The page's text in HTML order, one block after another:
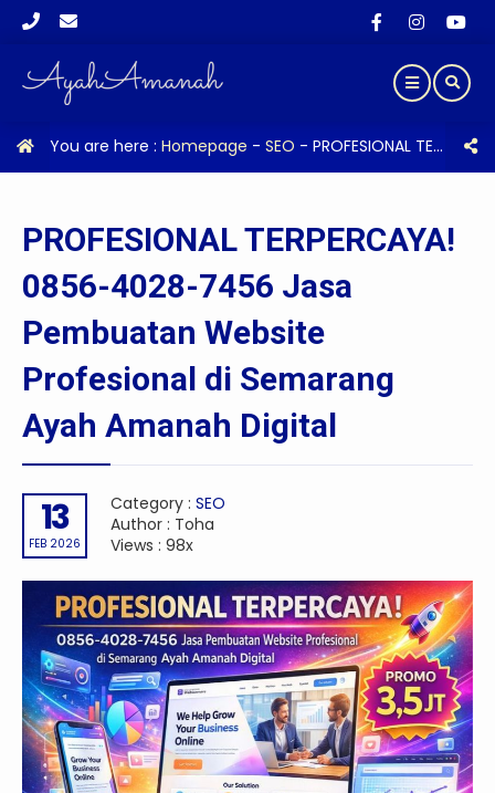
You are here : Homepage - SEO - PROFESIONAL TERPERCAYA! 0856-4028-7456 Jasa Pembuatan Website Profesional di Semarang Ayah Amanah Digital
PROFESIONAL TERPERCAYA!
0856-4028-7456 Jasa
Pembuatan Website
Profesional di Semarang
Ayah Amanah Digital
13
FEB 2026
Category : SEO
Author : Toha
Views : 98x